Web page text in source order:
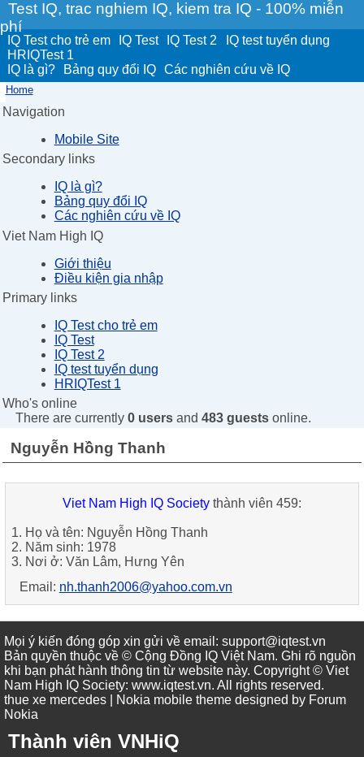
Test IQ, trac nghiem IQ, kiem tra IQ - 100% miễn
phí
IQ Test cho trẻ em IQ Test IQ Test 2
IQ test tuyển dụng
HRIQTest 1
IQ là gì?
Bảng quy đổi IQ Các nghiên cứu về IQ
Home
Navigation
Mobile Site
Secondary links
IQ là gì?
Bảng quy đổi IQ
Các nghiên cứu về IQ
Viet Nam High IQ
Giới thiệu
Điều kiện gia nhập
Primary links
IQ Test cho trẻ em
IQ Test
IQ Test 2
IQ test tuyển dụng
HRIQTest 1
Who's online
There are currently 0 usersand 483 guestsonline.
Nguyễn Hồng Thanh
Viet Nam High IQ Societythành viên 459:
1. Họ và tên: Nguyễn Hồng Thanh
2. Năm sinh: 1978
3. Nơi ở: Văn Lâm, Hưng Yên
Email: nh.thanh2006@yahoo.com.vn
Mọi ý kiến đóng góp xin gửi về email: support@iqtest.vn
Bản quyền thuộc về © Cộng Đồng IQ Việt Nam. Ghi rõ nguồn
khi bạn phát hành thông tin từ website này. Copyright © Viet
Nam High IQ Society: www.iqtest.vn. All rights reserved.
thue xe mercedes | Nokia mobile theme designed by Forum
Nokia
Thành viên VNHiQ